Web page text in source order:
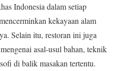
Indonesia dalam setiap
kekayaan alam
Selain itu, restoran ini juga
asal-usul bahan, teknik
di balik masakan tertentu.